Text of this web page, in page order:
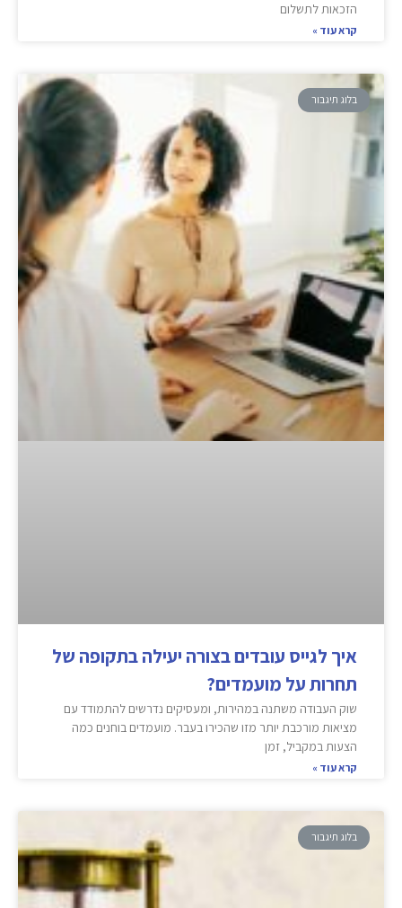
הזכאות לתשלום
קרא עוד »
בלוג תיגבור
איך לגייס עובדים בצורה יעילה בתקופה של
תחרות על מועמדים?
שוק העבודה משתנה במהירות, ומעסיקים נדרשים להתמודד עם
מציאות מורכבת יותר מזו שהכירו בעבר. מועמדים בוחנים כמה
הצעות במקביל, זמן
קרא עוד »
בלוג תיגבור